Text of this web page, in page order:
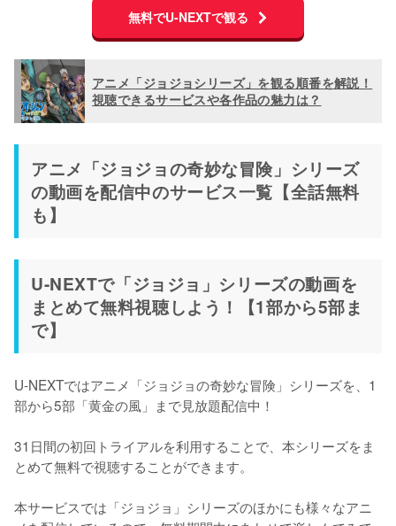
無料でU-NEXTで観る
アニメ「ジョジョシリーズ」を観る順番を解説！
視聴できるサービスや各作品の魅力は？
アニメ「ジョジョの奇妙な冒険」シリーズ
の動画を配信中のサービス一覧【全話無料
も】
U-NEXTで「ジョジョ」シリーズの動画を
まとめて無料視聴しよう！【1部から5部ま
で】
U-NEXTではアニメ「ジョジョの奇妙な冒険」シリーズを、1
部から5部「黄金の風」まで見放題配信中！
31日間の初回トライアルを利用することで、本シリーズをま
とめて無料で視聴することができます。
本サービスでは「ジョジョ」シリーズのほかにも様々なアニ